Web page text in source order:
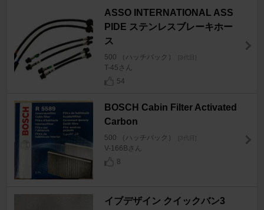
ASSO INTERNATIONAL ASS
PIDE ステンレスブレーキホー
ス
500 （ハッチバック） [3代目]
T-45さん
54
BOSCH Cabin Filter Activated
Carbon
500 （ハッチバック） [3代目]
V-166Bさん
8
イブデザイン クイックバン3